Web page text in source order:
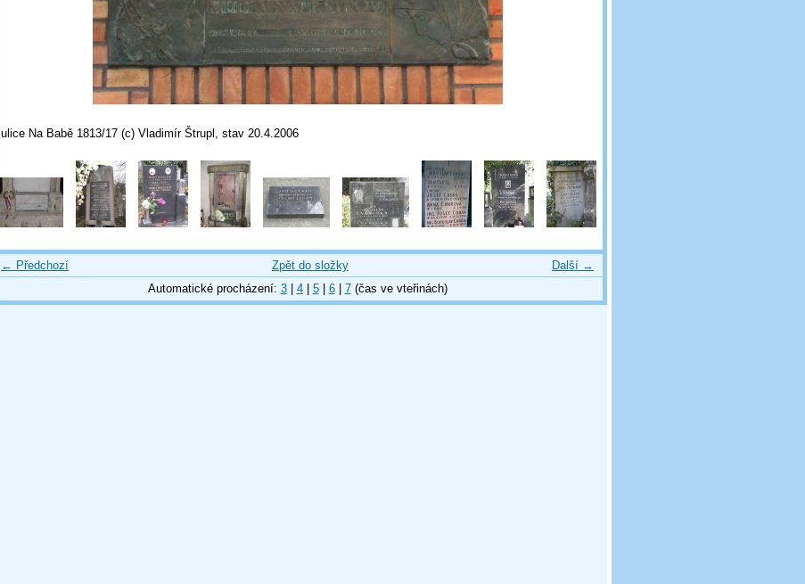
ulice Na Babě 1813/17 (c) Vladimír Štrupl, stav 20.4.2006
← Předchozí Další →
Zpět do složky
Automatické procházení: 3| 4| 5| 6| 7(čas ve vteřinách)